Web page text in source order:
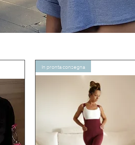
In pronta consegna